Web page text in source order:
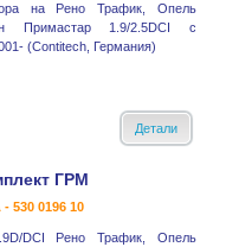
на Рено Трафик, Опель
Примастар 1.9/2.5DCI с
(Contitech, Германия)
Детали
ГРМ
- 530 0196 10
DCI Рено Трафик, Опель